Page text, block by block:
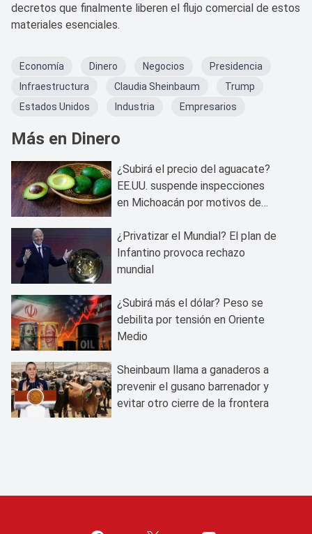
decretos que finalmente liberen el flujo comercial de estos
materiales esenciales.
Economía Dinero Negocios
Presidencia
Infraestructura
Claudia Sheinbaum
Trump
Estados Unidos
Industria Empresarios
Más en Dinero
¿Subirá el precio del aguacate?
EE.UU. suspende inspecciones
en Michoacán por motivos de
¿Privatizar el Mundial? El plan de
Infantino provoca rechazo
mundial
¿Subirá más el dólar? Peso se
debilita por tensión en Oriente
Medio
Sheinbaum llama a ganaderos a
prevenir el gusano barrenador y
evitar otro cierre de la frontera